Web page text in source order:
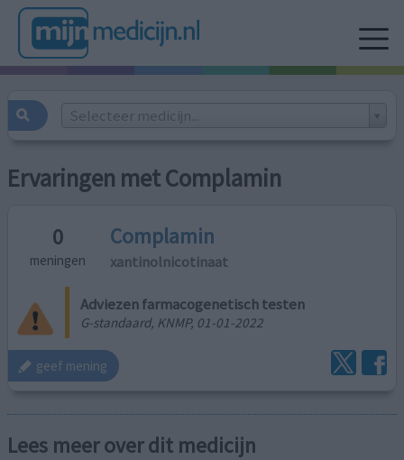
Selecteer medicijn...
Ervaringen met Complamin
0
meningen
Complamin
xantinolnicotinaat
Adviezen farmacogenetisch testen
G-standaard, KNMP, 01-01-2022
geef mening
Lees meer over dit medicijn